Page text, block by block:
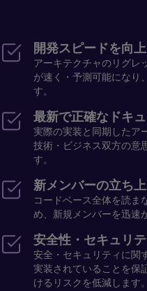
開発スピードを向上
アーキテクチャのリグレ
が速く・予測可能になり
す。
最新で正確なドキ
実際の実装と同期したア
技術・ビジネス双方の意
す。
新メンバーの立ち
コードベース全体を読ま
め、新規メンバーを迅速
安全性・セキュリ
安全・セキュリティに関
実装されていることを保
けるリスクを低減します。